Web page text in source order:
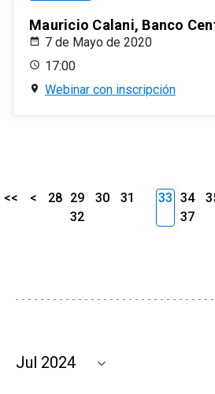
Mauricio Calani, Banco
7 de Mayo de 2020
17:00
Webinar con inscripción
<< < 28 29 30
31
32
33 34
37